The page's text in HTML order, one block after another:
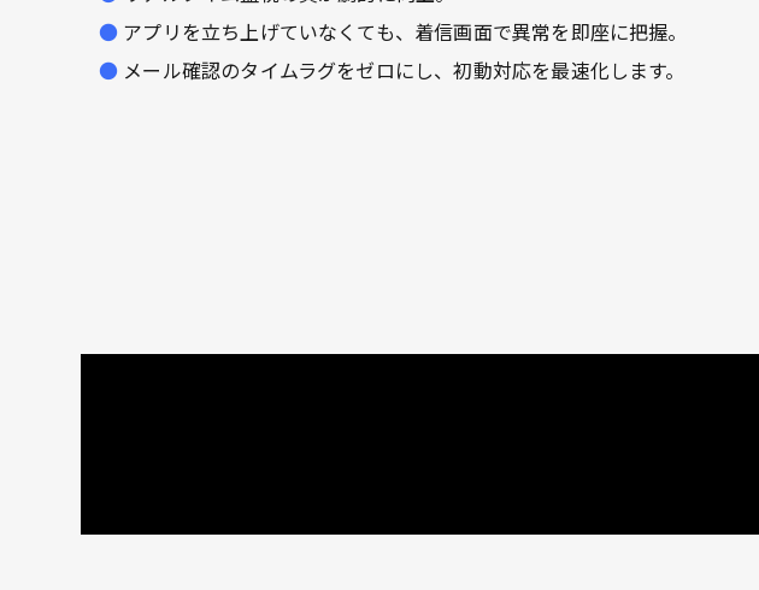
アプリを立ち上げていなくても、着信画面で異常を即座に把握。
メール確認のタイムラグをゼロにし、初動対応を最速化します。